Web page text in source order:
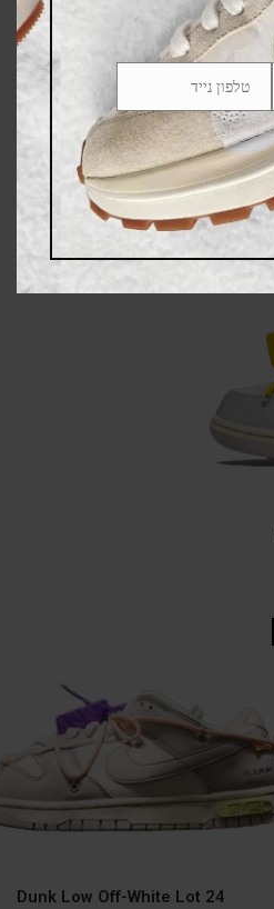
Dunk Low Off-White Lot 24
Phone
Number
טלפון נייד